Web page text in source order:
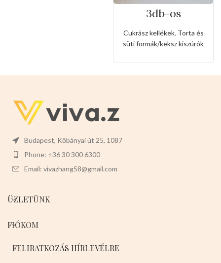
3db-os
rozsdamentes
kiszúró készlet
szív,csillag és
kerek alakkal
Cukrász kellékek, Torta és
süti formák/keksz kiszúrók
Budapest, Kőbányai út 25, 1087
Phone: +36 30 300 6300
Email: vivazhang58@gmail.com
ÜZLETÜNK
FIÓKOM
FELIRATKOZÁS HÍRLEVÉLRE